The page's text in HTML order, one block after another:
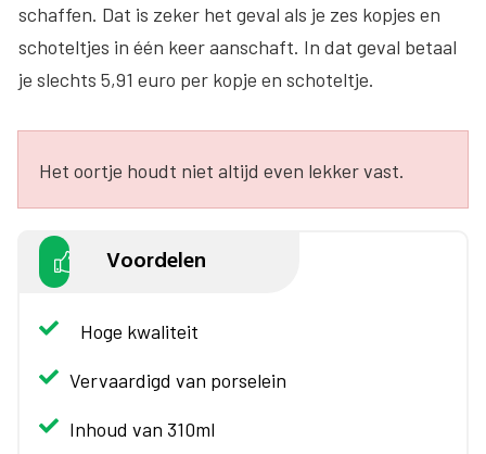
schaffen. Dat is zeker het geval als je zes kopjes en
schoteltjes in één keer aanschaft. In dat geval betaal
je slechts 5,91 euro per kopje en schoteltje.
Het oortje houdt niet altijd even lekker vast.
Voordelen
Hoge kwaliteit
Vervaardigd van porselein
Inhoud van 310ml